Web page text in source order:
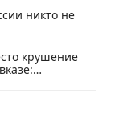
никто не
крушение